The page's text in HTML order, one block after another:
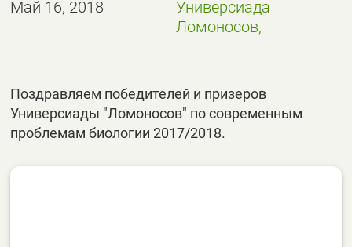
Май 16, 2018
Универсиада
Ломоносов,
Поздравляем победителей и призеров
Универсиады "Ломоносов" по современным
проблемам биологии 2017/2018.